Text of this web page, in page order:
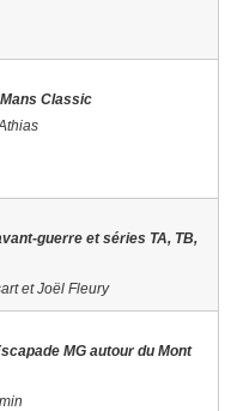
Classic
guerre et séries TA, TB,
et Joël Fleury
MG autour du Mont